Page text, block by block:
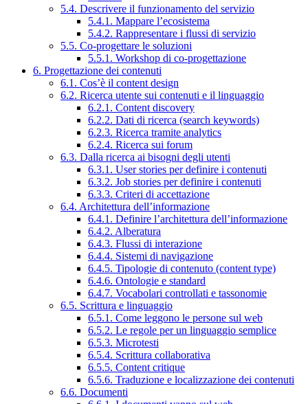
5.4. Descrivere il funzionamento del servizio
5.4.1. Mappare l’ecosistema
5.4.2. Rappresentare i flussi di servizio
5.5. Co-progettare le soluzioni
5.5.1. Workshop di co-progettazione
6. Progettazione dei contenuti
6.1. Cos’è il content design
6.2. Ricerca utente sui contenuti e il linguaggio
6.2.1. Content discovery
6.2.2. Dati di ricerca (search keywords)
6.2.3. Ricerca tramite analytics
6.2.4. Ricerca sui forum
6.3. Dalla ricerca ai bisogni degli utenti
6.3.1. User stories per definire i contenuti
6.3.2. Job stories per definire i contenuti
6.3.3. Criteri di accettazione
6.4. Architettura dell’informazione
6.4.1. Definire l’architettura dell’informazione
6.4.2. Alberatura
6.4.3. Flussi di interazione
6.4.4. Sistemi di navigazione
6.4.5. Tipologie di contenuto (content type)
6.4.6. Ontologie e standard
6.4.7. Vocabolari controllati e tassonomie
6.5. Scrittura e linguaggio
6.5.1. Come leggono le persone sul web
6.5.2. Le regole per un linguaggio semplice
6.5.3. Microtesti
6.5.4. Scrittura collaborativa
6.5.5. Content critique
6.5.6. Traduzione e localizzazione dei contenuti
6.6. Documenti